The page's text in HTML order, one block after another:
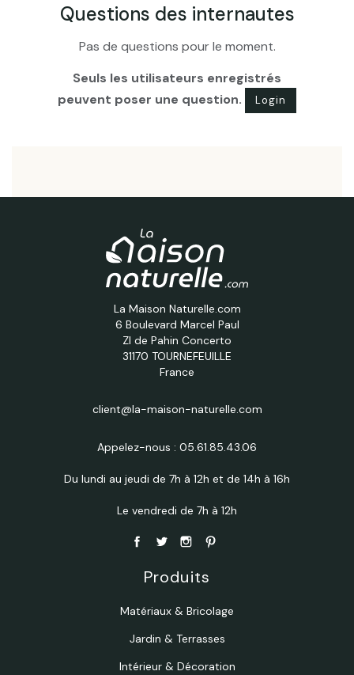
Questions des internautes
Pas de questions pour le moment.
Seuls les utilisateurs enregistrés
peuvent poser une question.
Login
La Maison Naturelle.com
6 Boulevard Marcel Paul
ZI de Pahin Concerto
31170 TOURNEFEUILLE
France
client@la-maison-naturelle.com
Appelez-nous : 05.61.85.43.06
Du lundi au jeudi de 7h à 12h et de 14h à 16h
Le vendredi de 7h à 12h
Produits
Matériaux & Bricolage
Jardin & Terrasses
Intérieur & Décoration